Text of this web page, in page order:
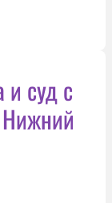
суд с